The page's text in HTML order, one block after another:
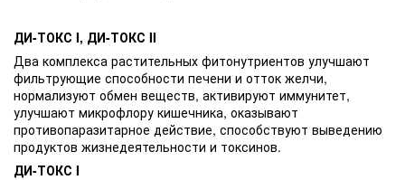
ДИ-ТОКС I, ДИ-ТОКС II
Два комплекса растительных фитонутриентов улучшают
фильтрующие способности печени и отток желчи,
нормализуют обмен веществ, активируют иммунитет,
улучшают микрофлору кишечника, оказывают
противопаразитарное действие, способствуют выведению
продуктов жизнедеятельности и токсинов.
ДИ-ТОКС I